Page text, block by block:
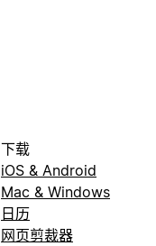
下载
iOS & Android
Mac & Windows
日历
网页剪裁器